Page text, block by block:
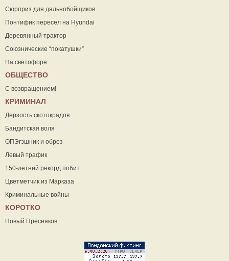
Сюрприз для дальнобойщиков
Понтифик пересел на Hyundai
Деревянный трактор
Союзнические “покатушки”
На светофоре
ОБЩЕСТВО
С возвращением!
КРИМИНАЛ
Дерзость скотокрадов
Бандитская воля
ОПЭгэшник и обрез
Левый трафик
150-летний рекорд побит
Цветметчик из Марказа
Криминальные войны
КОРОТКО
Новый Пресняков